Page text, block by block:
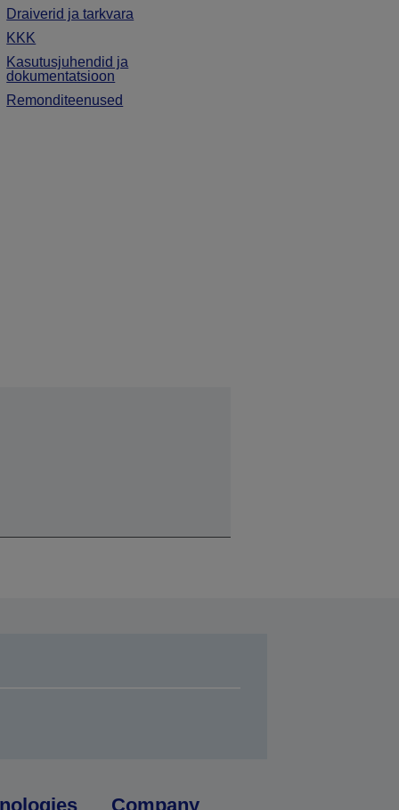
Draiverid ja tarkvara
KKK
Kasutusjuhendid ja
dokumentatsioon
Remonditeenused
Company